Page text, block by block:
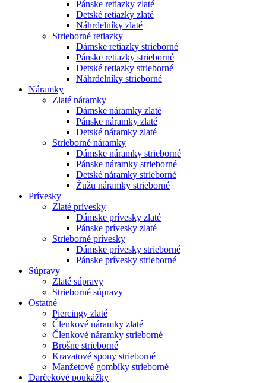
Pánske retiazky zlaté
Detské retiazky zlaté
Náhrdelníky zlaté
Strieborné retiazky
Dámske retiazky strieborné
Pánske retiazky strieborné
Detské retiazky strieborné
Náhrdelníky strieborné
Náramky
Zlaté náramky
Dámske náramky zlaté
Pánske náramky zlaté
Detské náramky zlaté
Strieborné náramky
Dámske náramky strieborné
Pánske náramky strieborné
Detské náramky strieborné
Žužu náramky strieborné
Prívesky
Zlaté prívesky
Dámske prívesky zlaté
Pánske prívesky zlaté
Strieborné prívesky
Dámske prívesky strieborné
Pánske prívesky strieborné
Súpravy
Zlaté súpravy
Strieborné súpravy
Ostatné
Piercingy zlaté
Členkové náramky zlaté
Členkové náramky strieborné
Brošne strieborné
Kravatové spony strieborné
Manžetové gombíky strieborné
Darčekové poukážky